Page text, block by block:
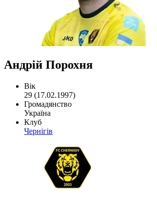
Андрій Порохня
Вік
29 (17.02.1997)
Громадянство
Україна
Клуб
Чернігів